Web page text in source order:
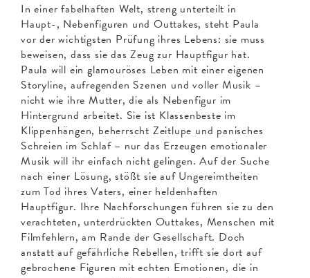
In einer fabelhaften Welt, streng unterteilt in
Haupt-, Nebenfiguren und Outtakes, steht Paula
vor der wichtigsten Prüfung ihres Lebens: sie muss
beweisen, dass sie das Zeug zur Hauptfigur hat.
Paula will ein glamouröses Leben mit einer eigenen
Storyline, aufregenden Szenen und voller Musik –
nicht wie ihre Mutter, die als Nebenfigur im
Hintergrund arbeitet. Sie ist Klassenbeste im
Klippenhängen, beherrscht Zeitlupe und panisches
Schreien im Schlaf – nur das Erzeugen emotionaler
Musik will ihr einfach nicht gelingen. Auf der Suche
nach einer Lösung, stößt sie auf Ungereimtheiten
zum Tod ihres Vaters, einer heldenhaften
Hauptfigur. Ihre Nachforschungen führen sie zu den
verachteten, unterdrückten Outtakes, Menschen mit
Filmfehlern, am Rande der Gesellschaft. Doch
anstatt auf gefährliche Rebellen, trifft sie dort auf
gebrochene Figuren mit echten Emotionen, die in